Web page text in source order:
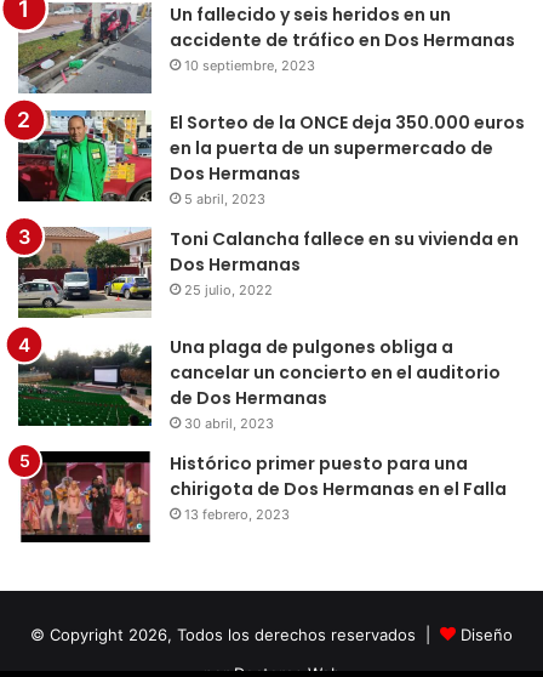
Un fallecido y seis heridos en un
accidente de tráfico en Dos Hermanas
10 septiembre, 2023
El Sorteo de la ONCE deja 350.000 euros
en la puerta de un supermercado de
Dos Hermanas
5 abril, 2023
Toni Calancha fallece en su vivienda en
Dos Hermanas
25 julio, 2022
Una plaga de pulgones obliga a
cancelar un concierto en el auditorio
de Dos Hermanas
30 abril, 2023
Histórico primer puesto para una
chirigota de Dos Hermanas en el Falla
13 febrero, 2023
© Copyright 2026, Todos los derechos reservados |
Diseño
por Doctores Web